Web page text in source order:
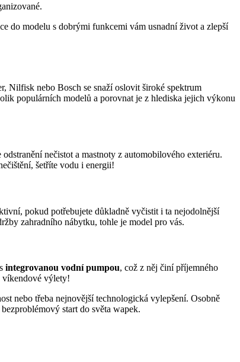
do modelu s dobrými funkcemi vám usnadní život a zlepší
Nilfisk nebo Bosch se snaží oslovit široké spektrum
populárních modelů a porovnat je z hlediska jejich výkonu
odstranění nečistot a mastnoty z automobilového exteriéru.
šetříte vodu i energii!
pokud potřebujete důkladně vyčistit i ta nejodolnější
zahradního nábytku, tohle je model pro vás.
integrovanou vodní pumpou, což z něj činí příjemného
víkendové výlety!
nebo třeba nejnovější technologická vylepšení. Osobně
start do světa wapek.